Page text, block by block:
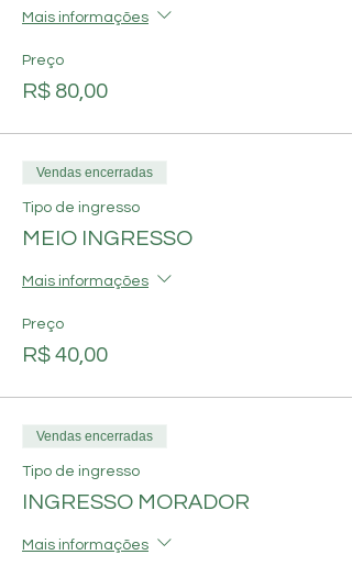
Mais informações
Preço
R$ 80,00
Vendas encerradas
Tipo de ingresso
MEIO INGRESSO
Mais informações
Preço
R$ 40,00
Vendas encerradas
Tipo de ingresso
INGRESSO MORADOR
Mais informações